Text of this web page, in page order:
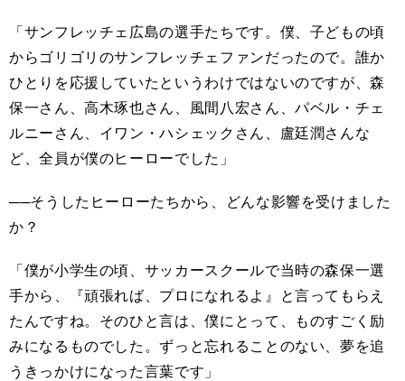
「サンフレッチェ広島の選手たちです。僕、子どもの頃
からゴリゴリのサンフレッチェファンだったので。誰か
ひとりを応援していたというわけではないのですが、森
保一さん、高木琢也さん、風間八宏さん、パベル・チェ
ルニーさん、イワン・ハシェックさん、盧廷潤さんな
ど、全員が僕のヒーローでした」
──そうしたヒーローたちから、どんな影響を受けました
か？
「僕が小学生の頃、サッカースクールで当時の森保一選
手から、『頑張れば、プロになれるよ』と言ってもらえ
たんですね。そのひと言は、僕にとって、ものすごく励
みになるものでした。ずっと忘れることのない、夢を追
うきっかけになった言葉です」